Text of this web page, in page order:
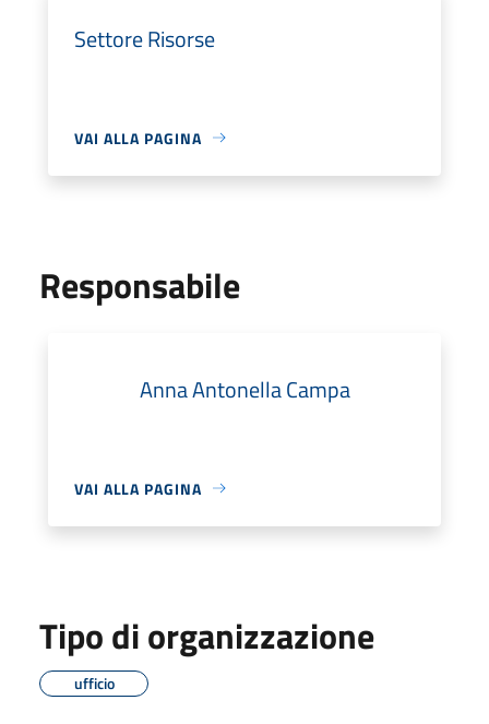
Settore Risorse
VAI ALLA PAGINA
Responsabile
Anna Antonella Campa
VAI ALLA PAGINA
Tipo di organizzazione
ufficio